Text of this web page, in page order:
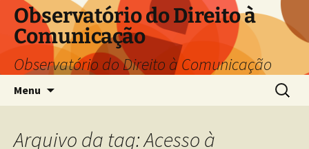
Pular
para
conteúdo
Observatório do Direito à
Comunicação
Observatório do Direito à Comunicação
Menu
por:
Arquivo da tag: Acesso à